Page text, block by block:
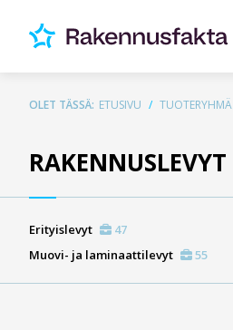
OLET TÄSSÄ: ETUSIVU TUOTERYHMÄ
RAKENNUSLEVYT
Erityislevyt 47
Muovi- ja laminaattilevyt
55